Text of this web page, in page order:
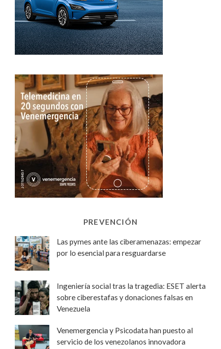
PREVENCIÓN
Las pymes ante las ciberamenazas: empezar
por lo esencial para resguardarse
Ingeniería social tras la tragedia: ESET alerta
sobre ciberestafas y donaciones falsas en
Venezuela
Venemergencia y Psicodata han puesto al
servicio de los venezolanos innovadora